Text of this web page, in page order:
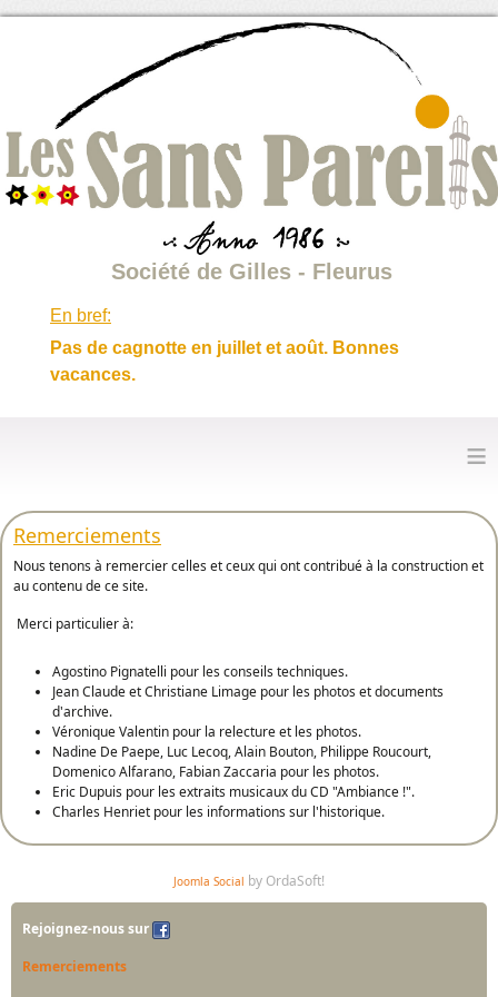
Société de Gilles - Fleurus
En bref:
Pas de cagnotte en juillet et août. Bonnes
vacances.
≡
Remerciements
Nous tenons à remercier celles et ceux qui ont contribué à la construction et
au contenu de ce site.
Merci particulier à:
Agostino Pignatelli pour les conseils techniques.
Jean Claude et Christiane Limage pour les photos et documents
d'archive.
Véronique Valentin pour la relecture et les photos.
Nadine De Paepe, Luc Lecoq, Alain Bouton, Philippe Roucourt,
Domenico Alfarano, Fabian Zaccaria pour les photos.
Eric Dupuis pour les extraits musicaux du CD "Ambiance !".
Charles Henriet pour les informations sur l'historique.
Joomla Social by OrdaSoft!
Rejoignez-nous sur
Remerciements